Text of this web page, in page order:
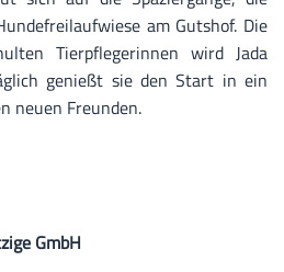
am Gutshof. Die
Tierpflegerinnen wird Jada
genießt sie den Start in ein
neuen Freunden.
GmbH